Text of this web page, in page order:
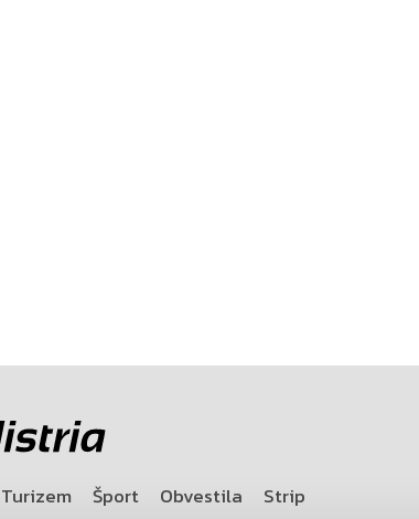
Turizem Šport Obvestila
Strip